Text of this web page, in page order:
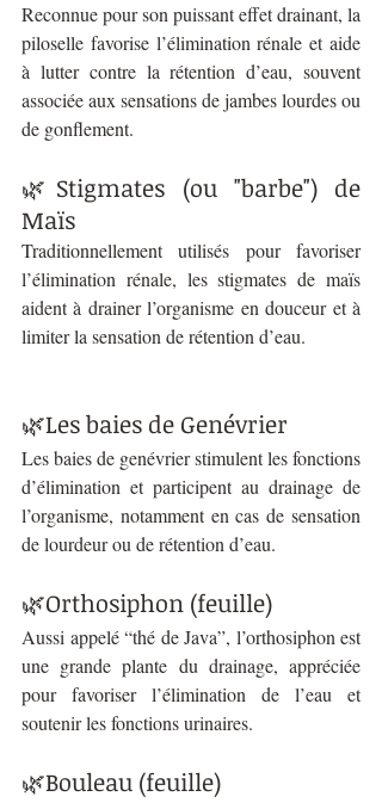
Reconnue pour son puissant effet drainant, la
piloselle favorise l’élimination rénale et aide
à lutter contre la rétention d’eau, souvent
associée aux sensations de jambes lourdes ou
de gonflement.
🌿Stigmates (ou "barbe") de
Maïs
Traditionnellement utilisés pour favoriser
l’élimination rénale, les stigmates de maïs
aident à drainer l’organisme en douceur et à
limiter la sensation de rétention d’eau.
🌿Les baies de Genévrier
Les baies de genévrier stimulent les fonctions
d’élimination et participent au drainage de
l’organisme, notamment en cas de sensation
de lourdeur ou de rétention d’eau.
🌿Orthosiphon (feuille)
Aussi appelé “thé de Java”, l’orthosiphon est
une grande plante du drainage, appréciée
pour favoriser l’élimination de l’eau et
soutenir les fonctions urinaires.
🌿Bouleau (feuille)